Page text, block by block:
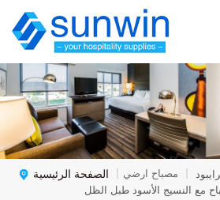
الصفحة الرئيسية | مصباح ارضي |
مع النسيج الأسود طبل الظل